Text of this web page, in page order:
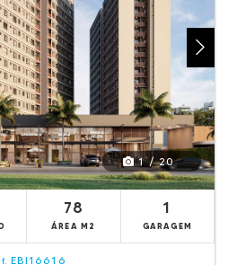
1 / 20
78
ÁREA M2
1
GARAGEM
EBI16616